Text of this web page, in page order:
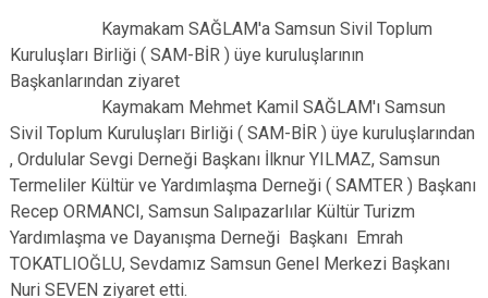
Kavak
Ladik
İlkadım
Kaymakam SAĞLAM'a Samsun Sivil Toplum
Kuruluşları Birliği ( SAM-BİR ) üye kuruluşlarının
Başkanlarından ziyaret
Kaymakam Mehmet Kamil SAĞLAM'ı Samsun
Sivil Toplum Kuruluşları Birliği ( SAM-BİR ) üye kuruluşlarından
, Ordulular Sevgi Derneği Başkanı İlknur YILMAZ, Samsun
Termeliler Kültür ve Yardımlaşma Derneği ( SAMTER ) Başkanı
Recep ORMANCI, Samsun Salıpazarlılar Kültür Turizm
Yardımlaşma ve Dayanışma Derneği Başkanı Emrah
TOKATLIOĞLU, Sevdamız Samsun Genel Merkezi Başkanı
Nuri SEVEN ziyaret etti.